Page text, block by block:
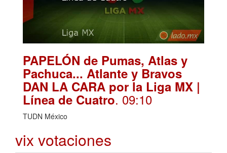
PAPELÓN de Pumas, Atlas y
Pachuca... Atlante y Bravos
DAN LA CARA por la Liga MX |
Línea de Cuatro. 09:10
TUDN México
vix votaciones